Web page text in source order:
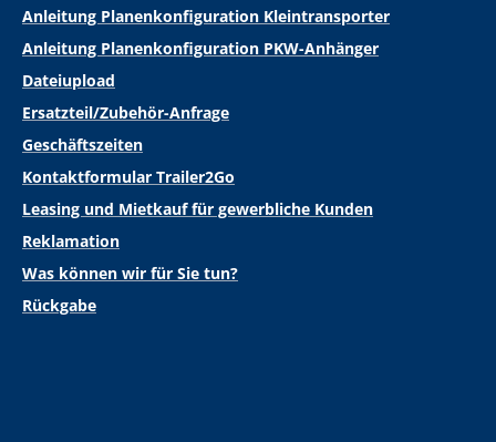
Anleitung Planenkonfiguration Kleintransporter
Anleitung Planenkonfiguration PKW-Anhänger
Dateiupload
Ersatzteil/Zubehör-Anfrage
Geschäftszeiten
Kontaktformular Trailer2Go
Leasing und Mietkauf für gewerbliche Kunden
Reklamation
Was können wir für Sie tun?
Rückgabe